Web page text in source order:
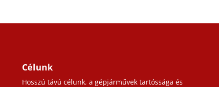
Célunk
Hosszú távú célunk, a gépjárművek tartóssága és